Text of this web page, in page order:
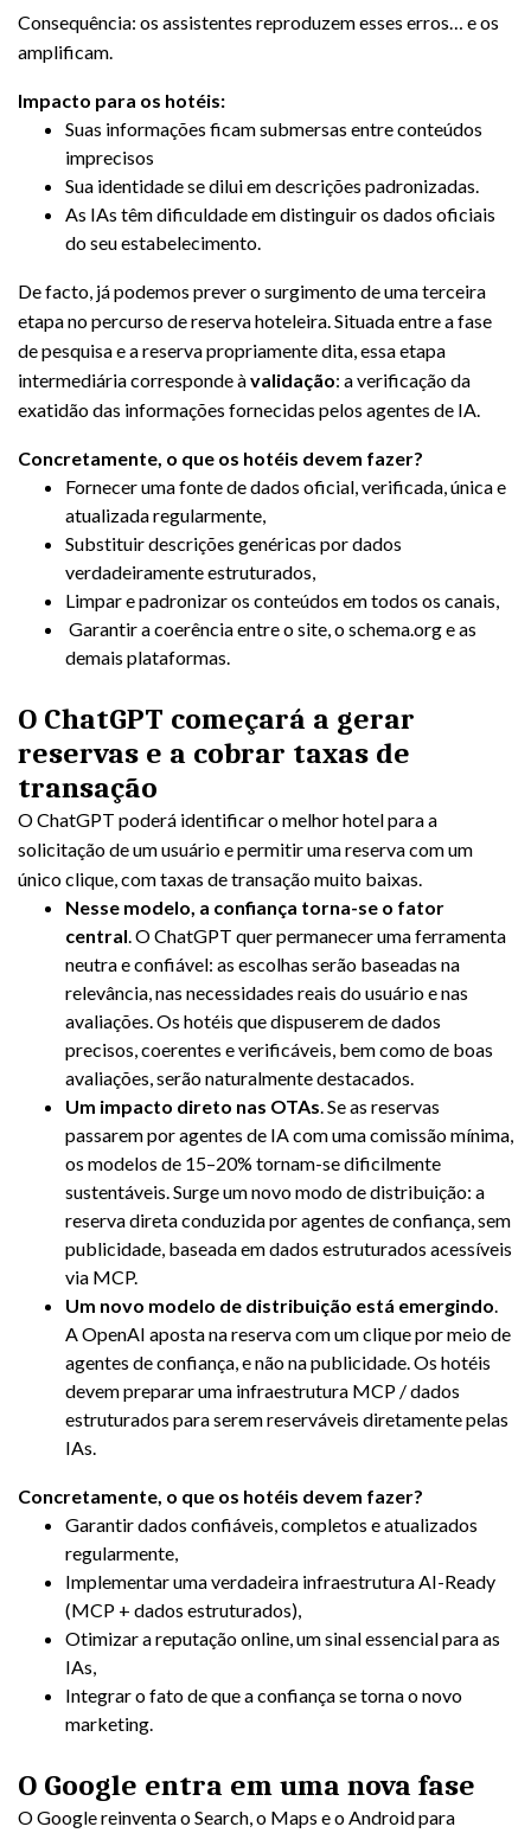
Consequência: os assistentes reproduzem esses erros… e os
amplificam.
Impacto para os hotéis:
Suas informações ficam submersas entre conteúdos
imprecisos
Sua identidade se dilui em descrições padronizadas.
As IAs têm dificuldade em distinguir os dados oficiais
do seu estabelecimento.
De facto, já podemos prever o surgimento de uma terceira
etapa no percurso de reserva hoteleira. Situada entre a fase
de pesquisa e a reserva propriamente dita, essa etapa
intermediária corresponde àvalidação: a verificação da
exatidão das informações fornecidas pelos agentes de IA.
Concretamente, o que os hotéis devem fazer?
Fornecer uma fonte de dados oficial, verificada, única e
atualizada regularmente,
Substituir descrições genéricas por dados
verdadeiramente estruturados,
Limpar e padronizar os conteúdos em todos os canais,
Garantir a coerência entre o site, o schema.org e as
demais plataformas.
O ChatGPT começará a gerar
reservas e a cobrar taxas de
transação
O ChatGPT poderá identificar o melhor hotel para a
solicitação de um usuário e permitir uma reserva com um
único clique, com taxas de transação muito baixas.
Nesse modelo, a confiança torna-se o fator
central. O ChatGPT quer permanecer uma ferramenta
neutra e confiável: as escolhas serão baseadas na
relevância, nas necessidades reais do usuário e nas
avaliações. Os hotéis que dispuserem de dados
precisos, coerentes e verificáveis, bem como de boas
avaliações, serão naturalmente destacados.
Um impacto direto nas OTAs. Se as reservas
passarem por agentes de IA com uma comissão mínima,
os modelos de 15–20% tornam-se dificilmente
sustentáveis. Surge um novo modo de distribuição: a
reserva direta conduzida por agentes de confiança, sem
publicidade, baseada em dados estruturados acessíveis
via MCP.
Um novo modelo de distribuição está emergindo.
A OpenAI aposta na reserva com um clique por meio de
agentes de confiança, e não na publicidade. Os hotéis
devem preparar uma infraestrutura MCP / dados
estruturados para serem reserváveis diretamente pelas
IAs.
Concretamente, o que os hotéis devem fazer?
Garantir dados confiáveis, completos e atualizados
regularmente,
Implementar uma verdadeira infraestrutura AI-Ready
(MCP + dados estruturados),
Otimizar a reputação online, um sinal essencial para as
IAs,
Integrar o fato de que a confiança se torna o novo
marketing.
O Google entra em uma nova fase
O Google reinventa o Search, o Maps e o Android para